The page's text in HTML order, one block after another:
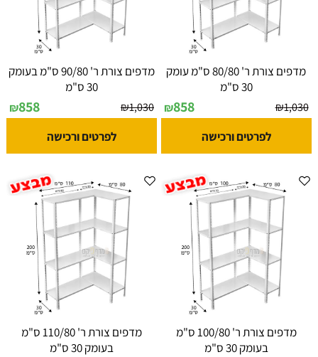
מדפים צורת ר' 80/80 ס"מ עומק
30 ס"מ
₪1,030
₪858
לפרטים ורכישה
מדפים צורת ר' 90/80 ס"מ בעומק
30 ס"מ
₪1,030
₪858
לפרטים ורכישה
מדפים צורת ר' 100/80 ס"מ
בעומק 30 ס"מ
מדפים צורת ר' 110/80 ס"מ
בעומק 30 ס"מ